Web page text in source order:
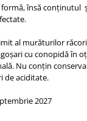
formă, însă conținutul
al murăturilor
cu conopidă în
Nu conțin
de aciditate.
2027